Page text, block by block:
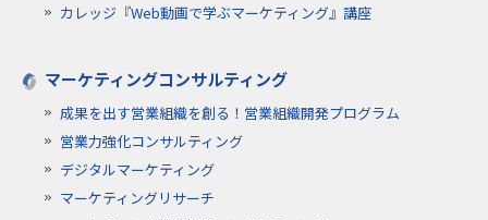
カレッジ『Web動画で学ぶマーケティング』講座
マーケティングコンサルティング
成果を出す営業組織を創る！営業組織開発プログラム
営業力強化コンサルティング
デジタルマーケティング
マーケティングリサーチ